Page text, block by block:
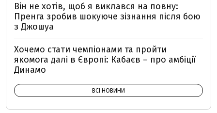
Він не хотів, щоб я виклався на повну:
Пренга зробив шокуюче зізнання після бою
з Джошуа
Хочемо стати чемпіонами та пройти
якомога далі в Європі: Кабаєв – про амбіції
Динамо
ВСІ НОВИНИ